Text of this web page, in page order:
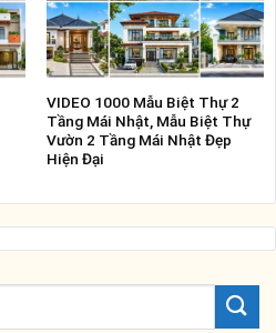
VIDEO 1000 Mẫu Biệt Thự 2
Tầng Mái Nhật, Mẫu Biệt Thự
Vườn 2 Tầng Mái Nhật Đẹp
Hiện Đại